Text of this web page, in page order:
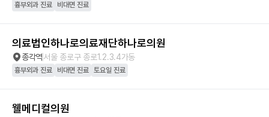
흉부외과 진료 비대면 진료
의료법인하나로의료재단하나로의원
종각역서울 종로구 종로1.2.3.4가동
흉부외과 진료 비대면 진료 토요일 진료
웰메디컬의원